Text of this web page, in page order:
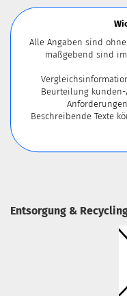
Alle Angaben sind
maßgebend sind
Beurteilung
Beschreibende Texte
Entsorgung &